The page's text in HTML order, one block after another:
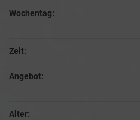
Wochentag:
Zeit:
Angebot:
Alter: